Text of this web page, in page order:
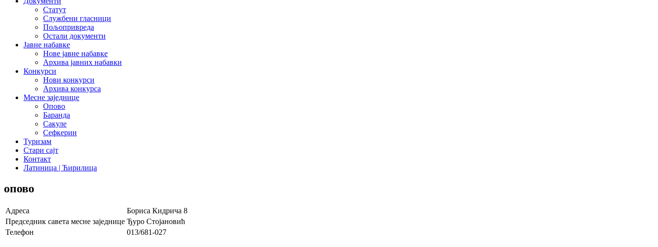
Статут
Службени гласници
Пољопривреда
Остали документи
Јавне набавке
Нове јавне набавке
Архива јавних набавки
Конкурси
Нови конкурси
Архива конкурса
Месне заједнице
Опово
Баранда
Сакуле
Сефкерин
Туризам
Стари сајт
Контакт
Латиница | Ћирилица
опово
Адреса
Бориса Кидрича 8
Председник савета месне заједнице Ђуро Стојановић
Телефон
013/681-027